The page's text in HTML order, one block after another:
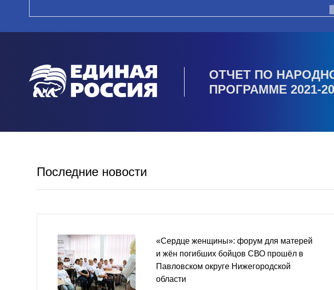
ОТЧЕТ ПО
ПРОГРАММЕ 2021-
Последние новости
«Сердце женщины»: форум для матерей
и жён погибших бойцов СВО прошёл в
Павловском округе Нижегородской
области